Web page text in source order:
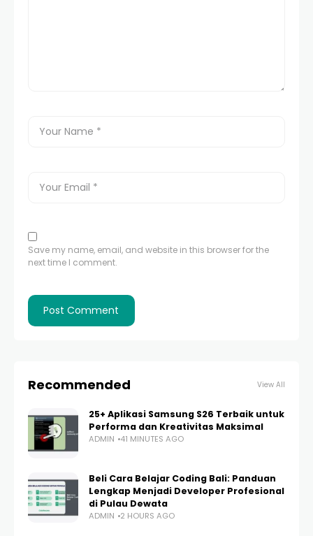
Save my name, email, and website in this browser for the
next time I comment.
Recommended View All
25+ Aplikasi Samsung S26 Terbaik untuk
Performa dan Kreativitas Maksimal
ADMIN 41 MINUTES AGO
Beli Cara Belajar Coding Bali: Panduan
Lengkap Menjadi Developer Profesional
di Pulau Dewata
ADMIN 2 HOURS AGO